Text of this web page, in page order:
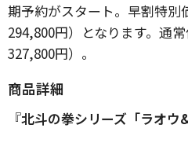
期予約がスタート。早割特別
294,800円）となります。通
327,800円）。
商品詳細
『北斗の拳シリーズ「ラオウ